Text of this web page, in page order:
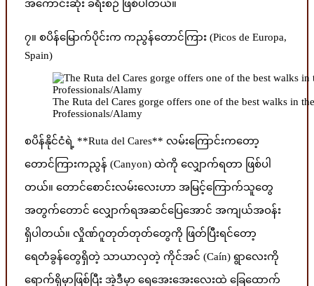
အကောင်းဆုံး ခရီးစဉ် ဖြစ်ပါတယ်။
၇။ စပိန်မြောက်ပိုင်းက ကညွန်တောင်ကြား (Picos de Europa,
Spain)
The Ruta del Cares gorge offers one of the best walks in
Professionals/Alamy
စပိန်နိုင်ငံရဲ့ **Ruta del Cares** လမ်းကြောင်းကတော့
တောင်ကြားကညွန် (Canyon) ထဲကို လျှောက်ရတာ ဖြစ်ပါ
တယ်။ တောင်စောင်းလမ်းလေးဟာ အမြင့်ကြောက်သူတွေ
အတွက်တောင် လျှောက်ရအဆင်ပြေအောင် အကျယ်အဝန်း
ရှိပါတယ်။ လှိုဏ်ဂူတုတ်တုတ်တွေကို ဖြတ်ပြီးရင်တော့
ရေတံခွန်တွေရှိတဲ့ သာယာလှတဲ့ ကိုင်အင် (Caín) ရွာလေးကို
ရောက်ရှိမှာဖြစ်ပြီး အဲ့ဒီမှာ ရေအေးအေးလေးထဲ ခြေထောက်